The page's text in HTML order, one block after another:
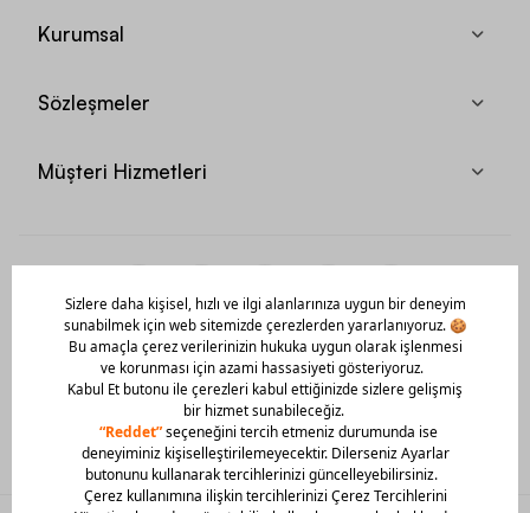
Kurumsal
Sözleşmeler
Müşteri Hizmetleri
Mobil Uygulamamızı Hemen İndir!